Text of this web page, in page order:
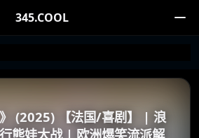
345.COOL
》 (2025) 【法国/喜剧】 | 浪
熊娃大战 | 欧洲爆笑流派解